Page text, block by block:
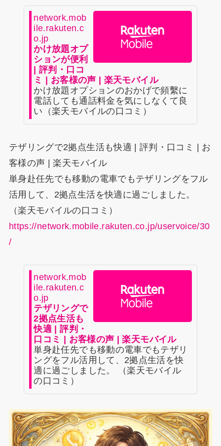
network.mob
ile.rakuten.c
o.jp
かけ放題オプ
ションが便利
| 評判・口コ
ミ | お客様の声 | 楽天モバイル
かけ放題オプションのおかげで頻繫に
電話しても通話料金を気にしなくて良
い（楽天モバイルの口コミ）
テザリングで2拠点生活も快適 | 評判・口コミ | お
客様の声 | 楽天モバイル
単身赴任先でも移動の電車でもテザリングをフル
活用して、2拠点生活を快適に過ごしました。
（楽天モバイルの口コミ）
https://network.mobile.rakuten.co.jp/uservoice/30
/
network.mob
ile.rakuten.c
o.jp
テザリングで
2拠点生活も
快適 | 評判・
口コミ | お客様の声 | 楽天モバイル
単身赴任先でも移動の電車でもテザリ
ングをフル活用して、2拠点生活を快
適に過ごしました。 （楽天モバイル
の口コミ）